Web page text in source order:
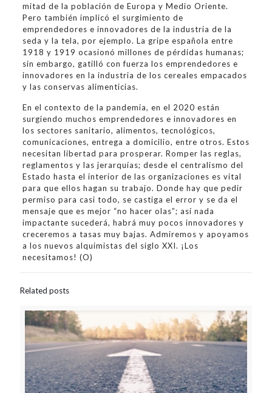
mitad de la población de Europa y Medio Oriente.
Pero también implicó el surgimiento de
emprendedores e innovadores de la industria de la
seda y la tela, por ejemplo. La gripe española entre
1918 y 1919 ocasionó millones de pérdidas humanas;
sin embargo, gatilló con fuerza los emprendedores e
innovadores en la industria de los cereales empacados
y las conservas alimenticias.
En el contexto de la pandemia, en el 2020 están
surgiendo muchos emprendedores e innovadores en
los sectores sanitario, alimentos, tecnológicos,
comunicaciones, entrega a domicilio, entre otros. Estos
necesitan libertad para prosperar. Romper las reglas,
reglamentos y las jerarquías; desde el centralismo del
Estado hasta el interior de las organizaciones es vital
para que ellos hagan su trabajo. Donde hay que pedir
permiso para casi todo, se castiga el error y se da el
mensaje que es mejor “no hacer olas”; así nada
impactante sucederá, habrá muy pocos innovadores y
creceremos a tasas muy bajas. Admiremos y apoyamos
a los nuevos alquimistas del siglo XXI. ¡Los
necesitamos! (O)
Related posts